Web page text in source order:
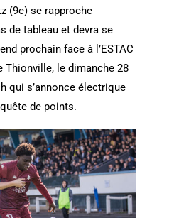
(9e) se rapproche
de tableau et devra se
prochain face à l’ESTAC
Thionville, le dimanche 28
qui s’annonce électrique
de points.